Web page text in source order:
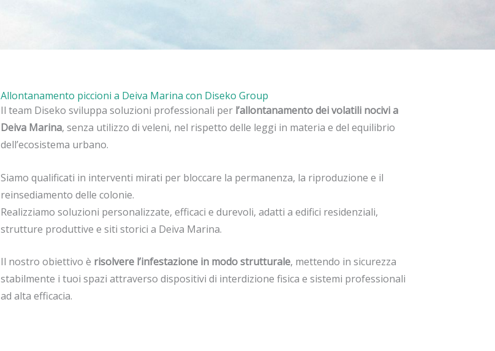
Allontanamento piccioni a Deiva Marina con Diseko Group
Il team Diseko sviluppa soluzioni professionali per l’allontanamento dei volatili nocivi a
Deiva Marina, senza utilizzo di veleni, nel rispetto delle leggi in materia e del equilibrio
dell’ecosistema urbano.
Siamo qualificati in interventi mirati per bloccare la permanenza, la riproduzione e il
reinsediamento delle colonie.
Realizziamo soluzioni personalizzate, efficaci e durevoli, adatti a edifici residenziali,
strutture produttive e siti storici a Deiva Marina.
Il nostro obiettivo è risolvere l’infestazione in modo strutturale, mettendo in sicurezza
stabilmente i tuoi spazi attraverso dispositivi di interdizione fisica e sistemi professionali
ad alta efficacia.